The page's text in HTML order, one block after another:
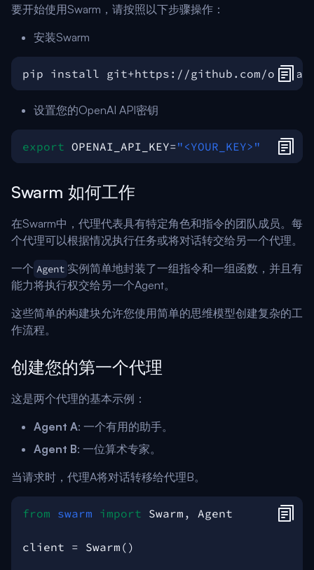
要开始使用Swarm，请按照以下步骤操作：
安装Swarm
设置您的OpenAI API密钥
export OPENAI_API_KEY="<YOUR_KEY>"
Swarm 如何工作
在Swarm中，代理代表具有特定角色和指令的团队成员。每
个代理可以根据情况执行任务或将对话转交给另一个代理。
一个 Agent 实例简单地封装了一组指令和一组函数，并且有
能力将执行权交给另一个Agent。
这些简单的构建块允许您使用简单的思维模型创建复杂的工
作流程。
创建您的第一个代理
这是两个代理的基本示例：
Agent A: 一个有用的助手。
Agent B: 一位算术专家。
当请求时，代理A将对话转移给代理B。
from swarm import Swarm , Agent
client = Swarm ()